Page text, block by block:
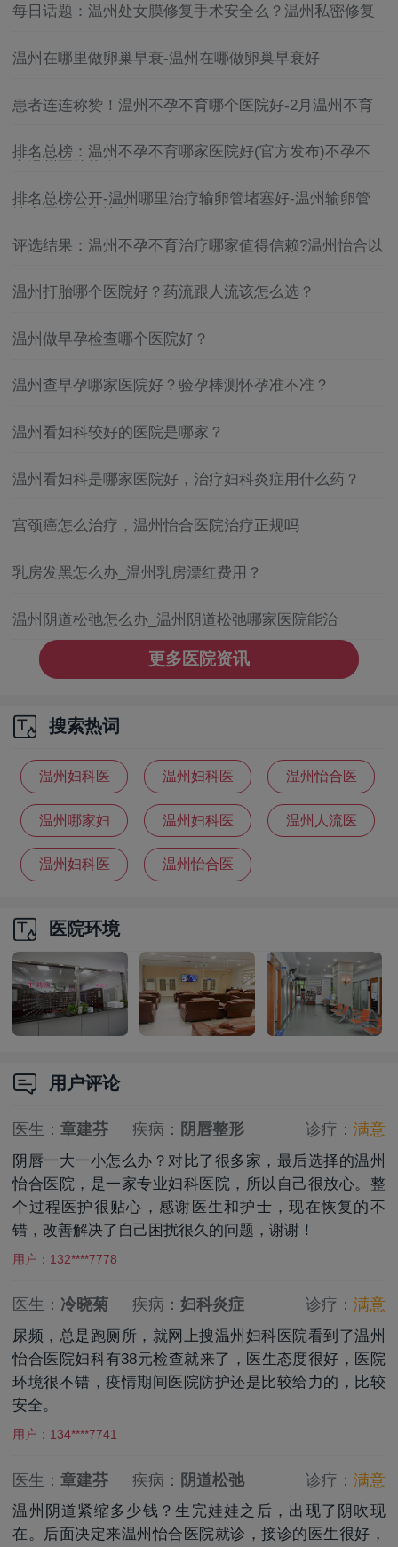
每日话题：温州处女膜修复手术安全么？温州私密修复
温州在哪里做卵巢早衰-温州在哪做卵巢早衰好
患者连连称赞！温州不孕不育哪个医院好-2月温州不育
排名总榜：温州不孕不育哪家医院好(官方发布)不孕不
排名总榜公开-温州哪里治疗输卵管堵塞好-温州输卵管
评选结果：温州不孕不育治疗哪家值得信赖?温州怡合以
温州打胎哪个医院好？药流跟人流该怎么选？
温州做早孕检查哪个医院好？
温州查早孕哪家医院好？验孕棒测怀孕准不准？
温州看妇科较好的医院是哪家？
温州看妇科是哪家医院好，治疗妇科炎症用什么药？
宫颈癌怎么治疗，温州怡合医院治疗正规吗
乳房发黑怎么办_温州乳房漂红费用？
温州阴道松弛怎么办_温州阴道松弛哪家医院能治
更多医院资讯
搜索热词
温州妇科医
院排名
温州妇科医
院哪家好
温州怡合医
院
温州哪家妇
科医院好
温州妇科医
院怎么选
温州人流医
温州妇科医
靠谱
温州怡合医
医院环境
用户评论
医生：章建芬 疾病： 阴唇整形 诊疗： 满意
阴唇一大一小怎么办？对比了很多家，最后选择的温州
怡合医院，是一家专业妇科医院，所以自己很放心。整
个过程医护很贴心，感谢医生和护士，现在恢复的不
错，改善解决了自己困扰很久的问题，谢谢！
用户：132****7778
医生： 冷晓菊 疾病：妇科炎症 诊疗： 满意
尿频，总是跑厕所，就网上搜温州妇科医院看到了温州
怡合医院妇科有38元检查就来了，医生态度很好，医院
环境很不错，疫情期间医院防护还是比较给力的，比较
安全。
用户：134****7741
医生：章建芬 疾病： 阴道松弛 诊疗： 满意
温州阴道紧缩多少钱？生完娃娃之后，出现了阴吹现
在。后面决定来温州怡合医院就诊，接诊的医生很好，